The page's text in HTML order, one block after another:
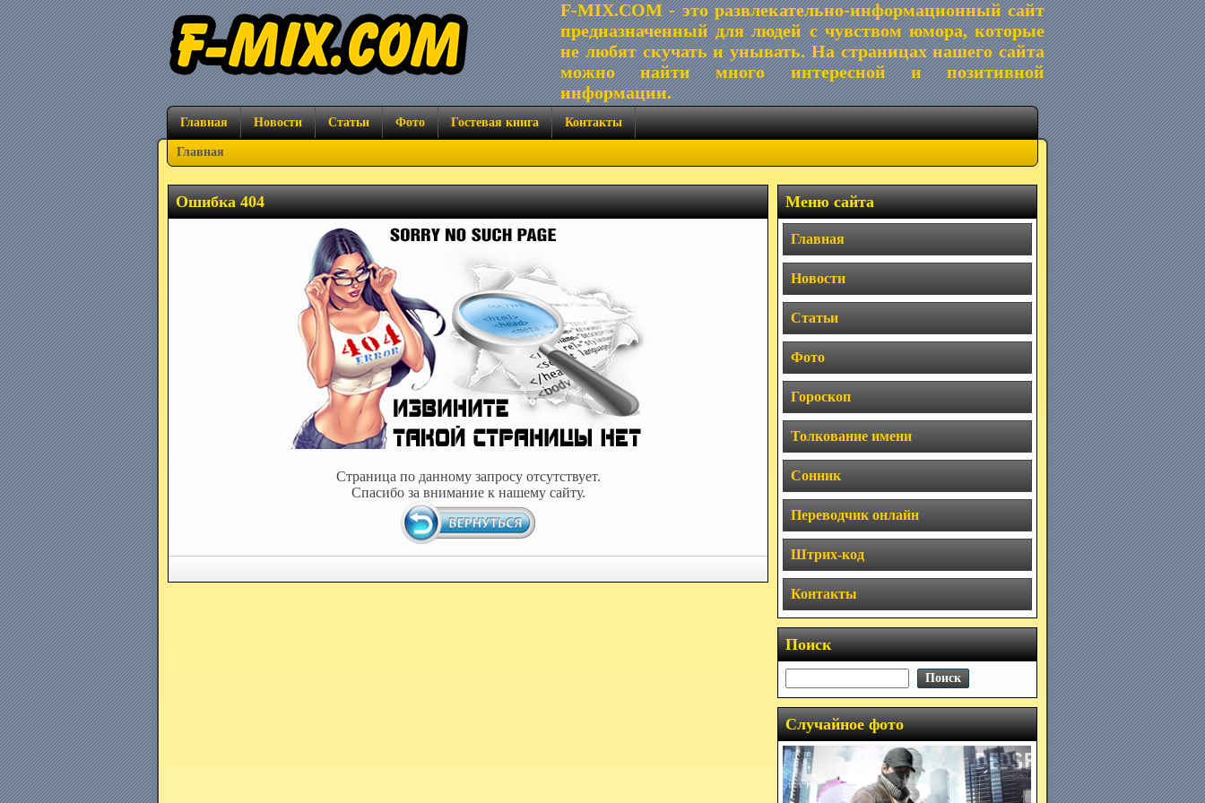
F-MIX.COM - это развлекательно-информационный сайт
предназначенный для людей с чувством юмора, которые
не любят скучать и унывать. На страницах нашего сайта
можно найти много интересной и позитивной
информации.
Главная Новости Статьи Фото Гостевая книга Контакты
Главная
Ошибка 404
Страница по данному запросу отсутствует.
Спасибо за внимание к нашему сайту.
Меню сайта
Главная
Новости
Статьи
Фото
Гороскоп
Толкование имени
Сонник
Переводчик онлайн
Штрих-код
Контакты
Поиск
Случайное фото